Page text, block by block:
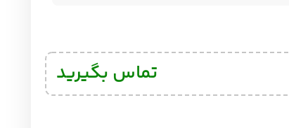
تماس بگیرید